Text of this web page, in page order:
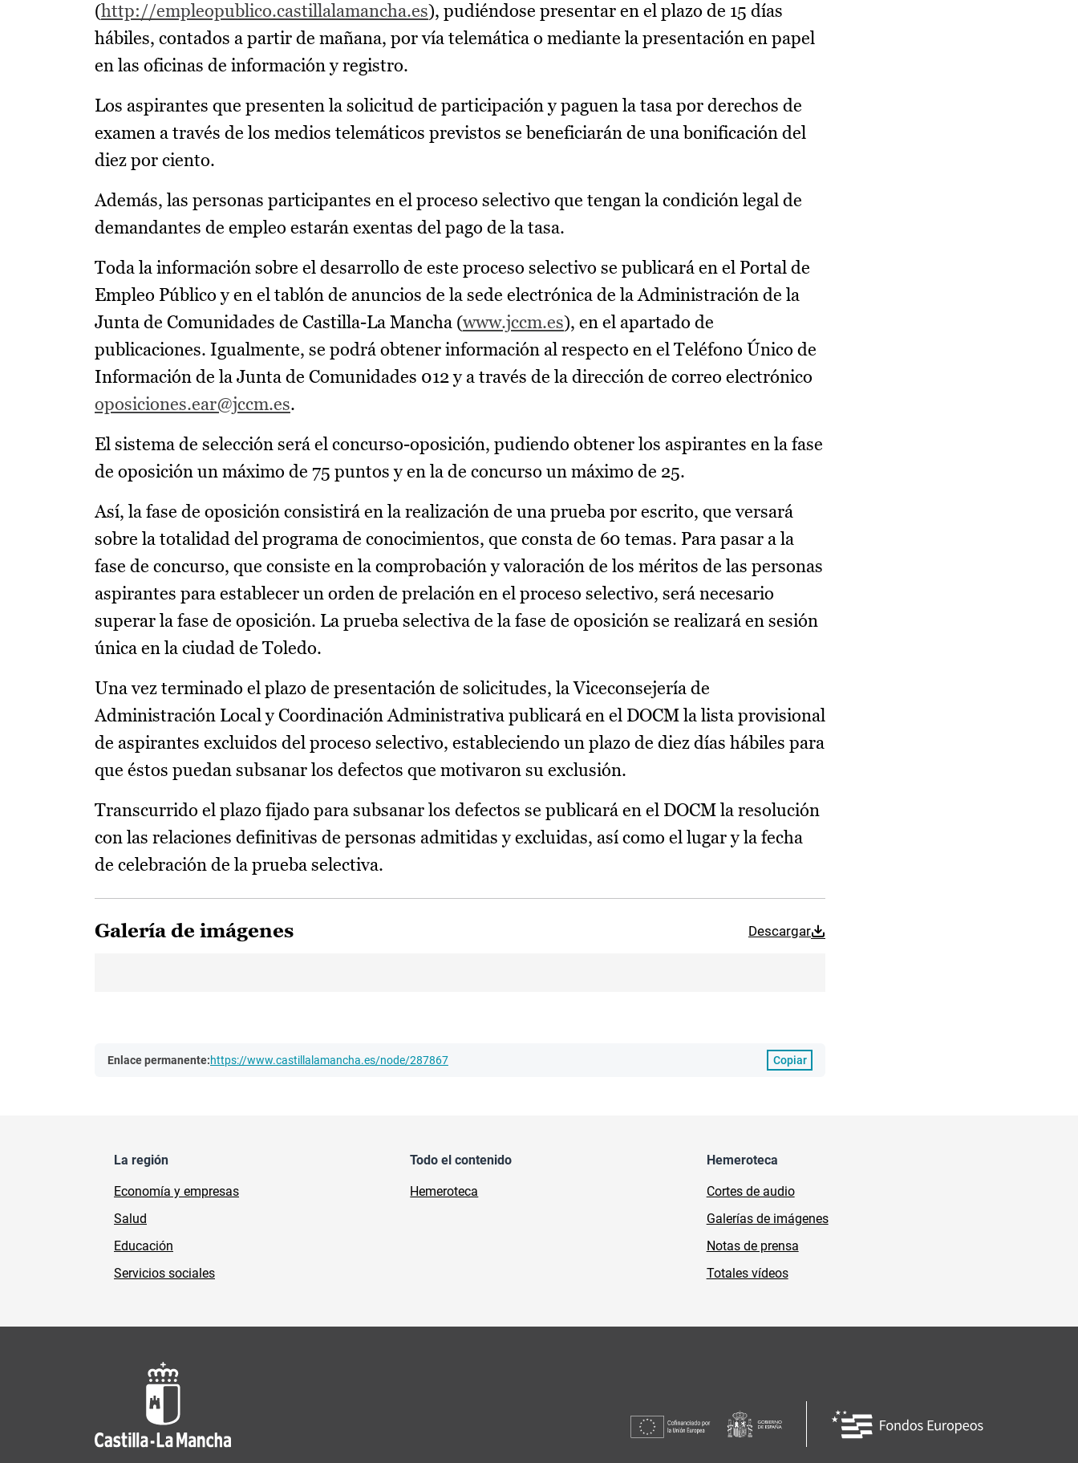
(http://empleopublico.castillalamancha.es), pudiéndose presentar en el plazo de 15 días
hábiles, contados a partir de mañana, por vía telemática o mediante la presentación en papel
en las oficinas de información y registro.
Los aspirantes que presenten la solicitud de participación y paguen la tasa por derechos de
examen a través de los medios telemáticos previstos se beneficiarán de una bonificación del
diez por ciento.
Además, las personas participantes en el proceso selectivo que tengan la condición legal de
demandantes de empleo estarán exentas del pago de la tasa.
Toda la información sobre el desarrollo de este proceso selectivo se publicará en el Portal de
Empleo Público y en el tablón de anuncios de la sede electrónica de la Administración de la
Junta de Comunidades de Castilla-La Mancha (www.jccm.es), en el apartado de
publicaciones. Igualmente, se podrá obtener información al respecto en el Teléfono Único de
Información de la Junta de Comunidades 012 y a través de la dirección de correo electrónico
oposiciones.ear@jccm.es.
El sistema de selección será el concurso-oposición, pudiendo obtener los aspirantes en la fase
de oposición un máximo de 75 puntos y en la de concurso un máximo de 25.
Así, la fase de oposición consistirá en la realización de una prueba por escrito, que versará
sobre la totalidad del programa de conocimientos, que consta de 60 temas. Para pasar a la
fase de concurso, que consiste en la comprobación y valoración de los méritos de las personas
aspirantes para establecer un orden de prelación en el proceso selectivo, será necesario
superar la fase de oposición. La prueba selectiva de la fase de oposición se realizará en sesión
única en la ciudad de Toledo.
Una vez terminado el plazo de presentación de solicitudes, la Viceconsejería de
Administración Local y Coordinación Administrativa publicará en el DOCM la lista provisional
de aspirantes excluidos del proceso selectivo, estableciendo un plazo de diez días hábiles para
que éstos puedan subsanar los defectos que motivaron su exclusión.
Transcurrido el plazo fijado para subsanar los defectos se publicará en el DOCM la resolución
con las relaciones definitivas de personas admitidas y excluidas, así como el lugar y la fecha
de celebración de la prueba selectiva.
Galería de imágenes Descargar
Enlace permanente:https://www.castillalamancha.es/node/287867 Copiar
La región
Economía y empresas
Salud
Educación
Servicios sociales
Todo el contenido
Hemeroteca
Hemeroteca
Cortes de audio
Galerías de imágenes
Notas de prensa
Totales vídeos